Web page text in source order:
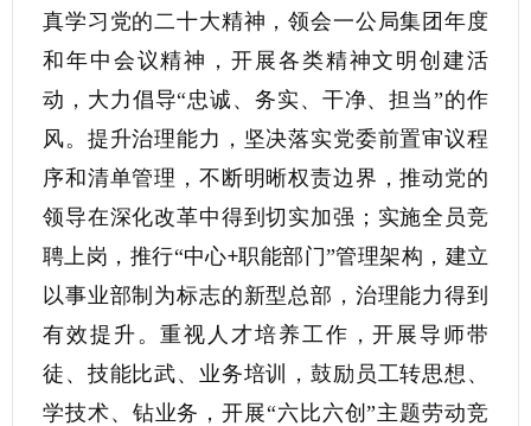
真学习党的二十大精神，领会一公局集团年度
和年中会议精神，开展各类精神文明创建活
动，大力倡导“忠诚、务实、干净、担当”的作
风。提升治理能力，坚决落实党委前置审议程
序和清单管理，不断明晰权责边界，推动党的
领导在深化改革中得到切实加强；实施全员竞
聘上岗，推行“中心+职能部门”管理架构，建立
以事业部制为标志的新型总部，治理能力得到
有效提升。重视人才培养工作，开展导师带
徒、技能比武、业务培训，鼓励员工转思想、
学技术、钻业务，开展“六比六创”主题劳动竞